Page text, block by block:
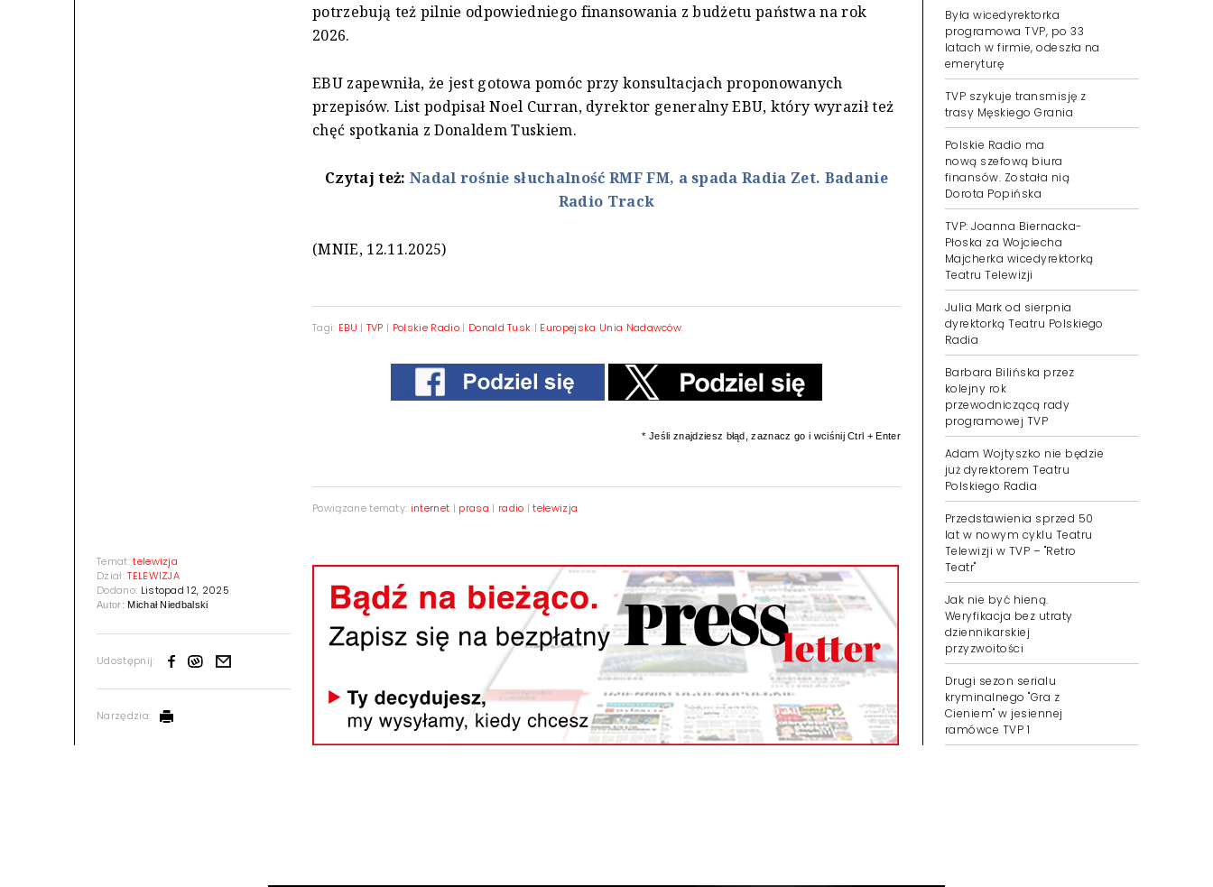
Temat:telewizja
Dział:TELEWIZJA
Dodano: Listopad 12, 2025
Autor:Michał Niedbalski
Udostępnij:
Narzędzia:
potrzebują też pilnie odpowiedniego finansowania z budżetu państwa na rok
2026.
EBU zapewniła, że jest gotowa pomóc przy konsultacjach proponowanych
przepisów. List podpisał Noel Curran, dyrektor generalny EBU, który wyraził też
chęć spotkania z Donaldem Tuskiem.
Czytaj też: Nadal rośnie słuchalność RMF FM, a spada Radia Zet. Badanie
Radio Track
(MNIE, 12.11.2025)
Tagi: EBU | TVP | Polskie Radio| Donald Tusk | Europejska Unia Nadawców
* Jeśli znajdziesz błąd, zaznacz go i wciśnij Ctrl + Enter
Powiązane tematy: internet | prasa | radio |telewizja
Była wicedyrektorka
programowa TVP, po 33
latach w firmie, odeszła na
emeryturę
TVP szykuje transmisję z
trasy Męskiego Grania
Polskie Radio ma
nową szefową biura
finansów. Została nią
Dorota Popińska
TVP: Joanna Biernacka-
Płoska za Wojciecha
Majcherka wicedyrektorką
Teatru Telewizji
Julia Mark od sierpnia
dyrektorką Teatru Polskiego
Radia
Barbara Bilińska przez
kolejny rok
przewodniczącą rady
programowej TVP
Adam Wojtyszko nie będzie
już dyrektorem Teatru
Polskiego Radia
Przedstawienia sprzed 50
lat w nowym cyklu Teatru
Telewizji w TVP – "Retro
Teatr"
Jak nie być hieną.
Weryfikacja bez utraty
dziennikarskiej
przyzwoitości
Drugi sezon serialu
kryminalnego "Gra z
Cieniem" w jesiennej
ramówce TVP 1